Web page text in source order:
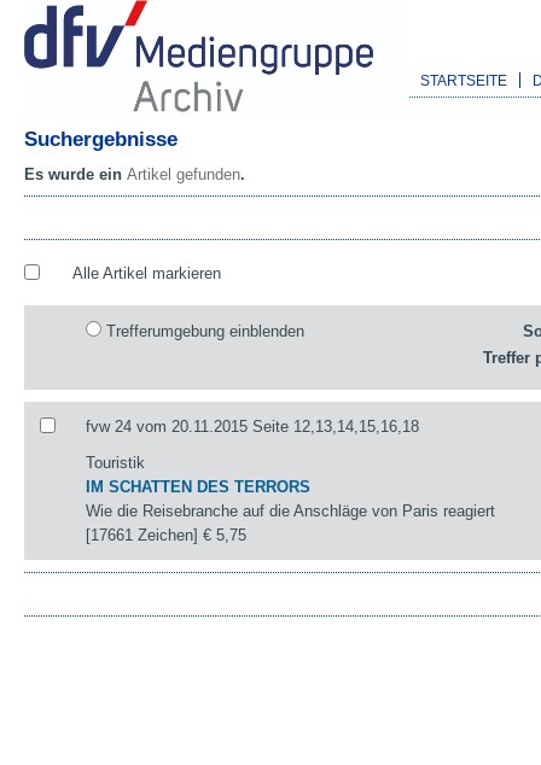
STARTSEITE
Suchergebnisse
Es wurde ein Artikel gefunden.
Alle Artikel markieren
Trefferumgebung einblenden
Treffer
fvw 24 vom 20.11.2015 Seite 12,13,14,15,16,18
Touristik
IM SCHATTEN DES TERRORS
Wie die Reisebranche auf die Anschläge von Paris reagiert
[17661 Zeichen]€ 5,75